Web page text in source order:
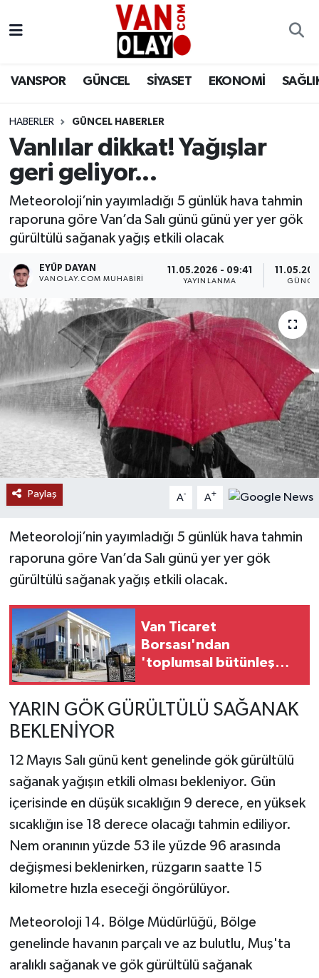
VANSPOR GÜNCEL SİYASET EKONOMİ
HABERLER GÜNCEL HABERLER
Vanlılar dikkat! Yağışlar
geri geliyor...
Meteoroloji’nin yayımladığı 5 günlük hava tahmin
raporuna göre Van’da Salı günü günü yer yer gök
gürültülü sağanak yağış etkili olacak
EYÜP DAYAN
VANOLAY.COM MUHABIRI
11.05.2026 - 09:41
YAYINLANMA
Paylaş A- A+
Meteoroloji’nin yayımladığı 5 günlük hava tahmin
raporuna göre Van’da Salı günü yer yer gök
gürültülü sağanak yağış etkili olacak.
Van Ticaret
Borsası'ndan
'toplumsal bütünleşme'
YARIN GÖK GÜRÜLTÜLÜ SAĞANAK
BEKLENİYOR
12 Mayıs Salı günü kent genelinde gök gürültülü
sağanak yağışın etkili olması bekleniyor. Gün
içerisinde en düşük sıcaklığın 9 derece, en yüksek
sıcaklığın ise 18 derece olacağı tahmin ediliyor.
Nem oranının yüzde 53 ile yüzde 96 arasında
değişmesi beklenirken, rüzgarın saatte 15
kilometre hızla eseceği öngörülüyor.
Meteoroloji 14. Bölge Müdürlüğü, Bölge
genelinde havanın parçalı ve az bulutlu, Muş'ta
aralıklı sağanak ve gök gürültülü sağanak
Siyaset
Ekonomi
Sağlık
Eğitim
Bilim & Teknoloji
Dünya
RESMİ İLANLAR
Van Nöbetçi Eczaneler
Van Namaz Vakitleri
Van Trafik Yoğunluk Haritası
Süper Lig Puan Durumu ve Fikstür
Tüm Manşetler
Son Dakika Haberleri
Haber Arşivi